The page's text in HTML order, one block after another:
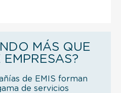
MÁS QUE
EMPRESAS?
de EMIS forman
de servicios